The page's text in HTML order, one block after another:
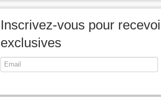
Inscrivez-vous pour
exclusives